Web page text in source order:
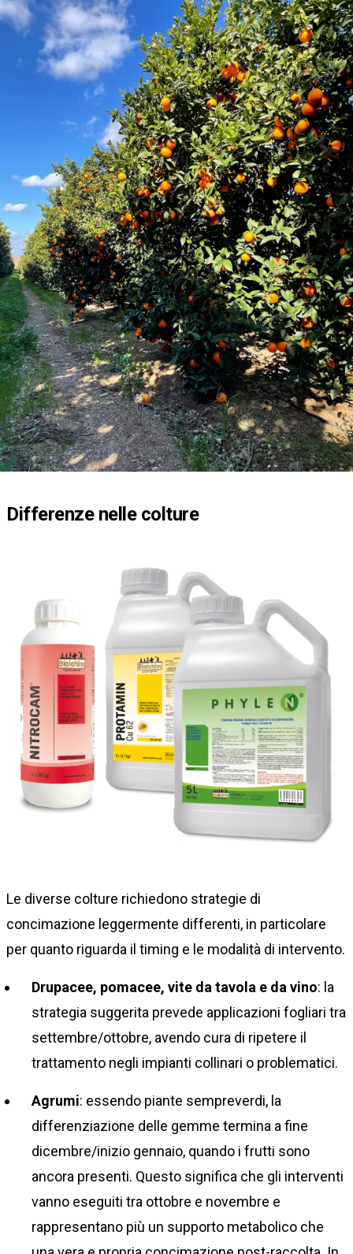
Differenze nelle colture
Le diverse colture richiedono strategie di
concimazione leggermente differenti, in particolare
per quanto riguarda il timing e le modalità di intervento.
Drupacee, pomacee, vite da tavola e da vino: la
strategia suggerita prevede applicazioni fogliari tra
settembre/ottobre, avendo cura di ripetere il
trattamento negli impianti collinari o problematici.
Agrumi: essendo piante sempreverdi, la
differenziazione delle gemme termina a fine
dicembre/inizio gennaio, quando i frutti sono
ancora presenti. Questo significa che gli interventi
vanno eseguiti tra ottobre e novembre e
rappresentano più un supporto metabolico che